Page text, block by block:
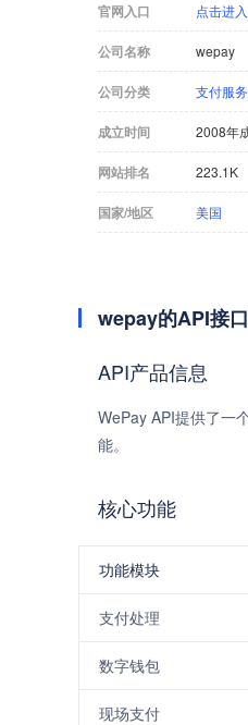
官网入口 点击进入
公司名称 wepay
公司分类 支付服务
成立时间 2008年
网站排名 223.1K
国家/地区 美国
wepay的API接
API产品信息
WePay API提供了一
能。
核心功能
功能模块
支付处理
数字钱包
现场支付